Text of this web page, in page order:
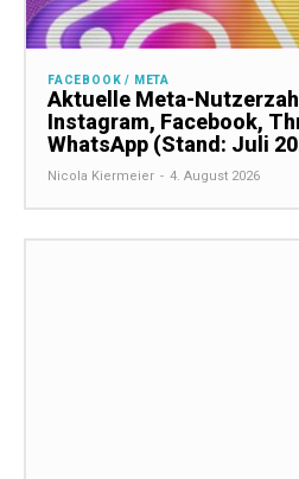
FACEBOOK / META
Aktuelle Meta-
Instagram, Facebook,
WhatsApp (Stand: Juli
Nicola Kiermeier - 4. August 2026